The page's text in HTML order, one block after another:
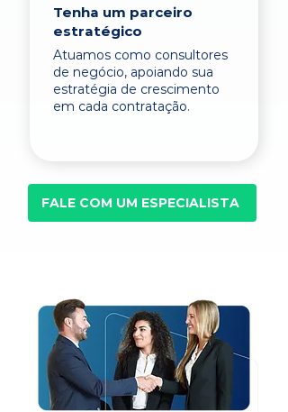
Tenha um parceiro
estratégico
Atuamos como consultores
de negócio, apoiando sua
estratégia de crescimento
em cada contratação.
FALE COM UM ESPECIALISTA